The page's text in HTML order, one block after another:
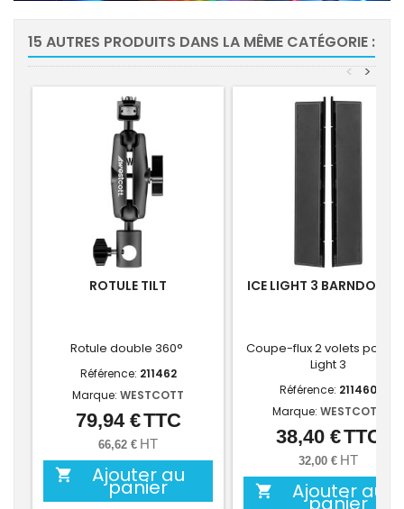
15 AUTRES PRODUITS DANS LA MÊME CATÉGORIE :
>
<
ROTULE TILT
Rotule double 360°
Référence: 211462
Marque: WESTCOTT
Prix
79,94 €TTC
66,62 € HT
 Ajouter au
panier
ICE LIGHT 3
Coupe-flux 2 volets pour
Light 3
Référence: 211460
Marque: WESTCOTT
Prix
38,40 €TTC
32,00 € HT
 Ajouter au
panier